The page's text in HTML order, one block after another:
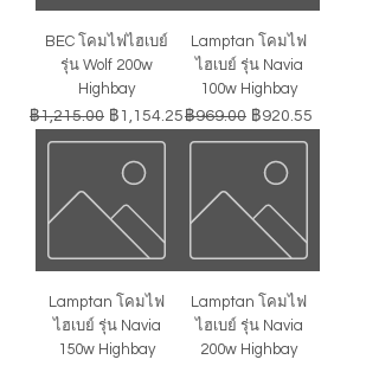
BEC โคมไฟไฮเบย์
รุ่น Wolf 200w
Highbay
ราคาปกติ
฿1,215.00 ราคาขายลด
฿1,154.25
Lamptan โคมไฟ
ไฮเบย์ รุ่น Navia
100w Highbay
ราคาปกติ
฿969.00 ราคาขายลด
฿920.55
Lamptan โคมไฟ
ไฮเบย์ รุ่น Navia
150w Highbay
Lamptan โคมไฟ
ไฮเบย์ รุ่น Navia
200w Highbay